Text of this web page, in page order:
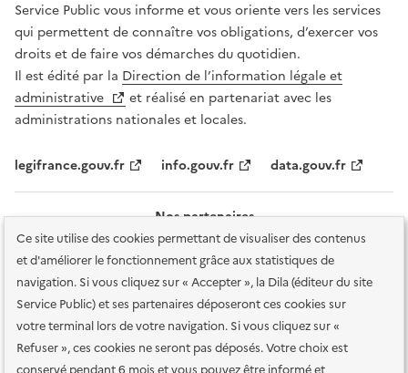
Ce site utilise des cookies permettant de visualiser des contenus
et d'améliorer le fonctionnement grâce aux statistiques de
navigation. Si vous cliquez sur « Accepter », la Dila (éditeur du site
Service Public) et ses partenaires déposeront ces cookies sur
votre terminal lors de votre navigation. Si vous cliquez sur «
Refuser », ces cookies ne seront pas déposés. Votre choix est
Service Public vous informe et vous oriente vers les services
qui permettent de connaître vos obligations, d’exercer vos
droits et de faire vos démarches du quotidien.
Il est édité par la Direction de l’information légale et
administrative
et réalisé en partenariat avec les
administrations nationales et locales.
legifrance.gouv.fr info.gouv.fr data.gouv.fr
Nos partenaires
Plan du site Accessibilité : totalement conforme
Accessibilité des
services en ligne Mentions légales Données personnelles et sécurité